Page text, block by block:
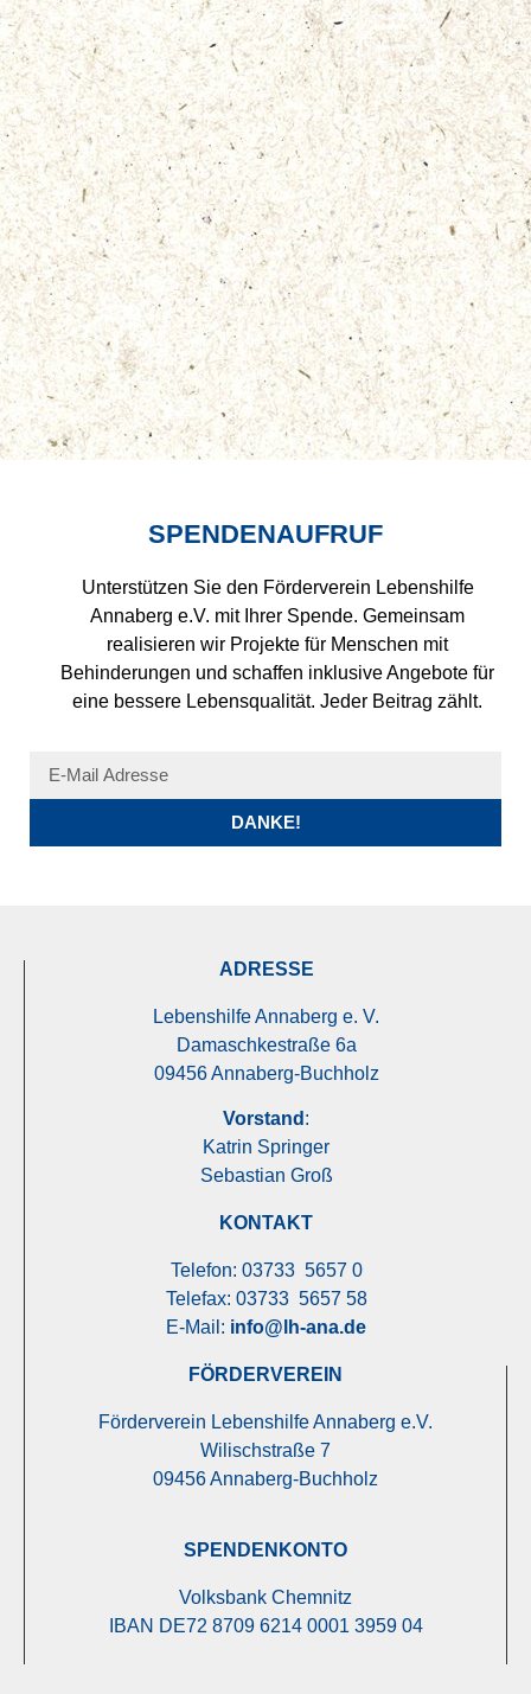
SPENDENAUFRUF
Unterstützen Sie den Förderverein Lebenshilfe
Annaberg e.V. mit Ihrer Spende. Gemeinsam
realisieren wir Projekte für Menschen mit
Behinderungen und schaffen inklusive Angebote für
eine bessere Lebensqualität. Jeder Beitrag zählt.
DANKE!
ADRESSE
Lebenshilfe Annaberg e. V.
Damaschkestraße 6a
09456 Annaberg-Buchholz
Vorstand :
Katrin Springer
Sebastian Groß
KONTAKT
Telefon: 03733 5657 0
Telefax: 03733 5657 58
E-Mail: info@lh-ana.de
FÖRDERVEREIN
Förderverein Lebenshilfe Annaberg e.V.
Wilischstraße 7
09456 Annaberg-Buchholz
SPENDENKONTO
Volksbank Chemnitz
IBAN DE72 8709 6214 0001 3959 04